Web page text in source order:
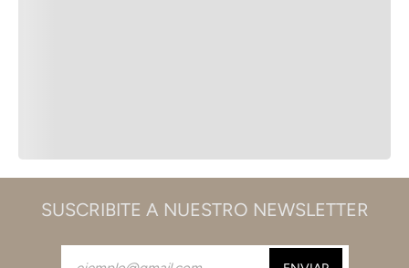
SUSCRIBITE A NUESTRO NEWSLETTER